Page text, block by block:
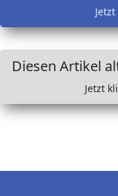
Diesen Artikel
Jetzt